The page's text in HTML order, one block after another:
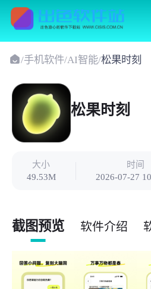
/手机软件/AI智能/松果时刻
松果时刻
大小
49.53M
时间
2026-07-27
截图预览 软件介绍